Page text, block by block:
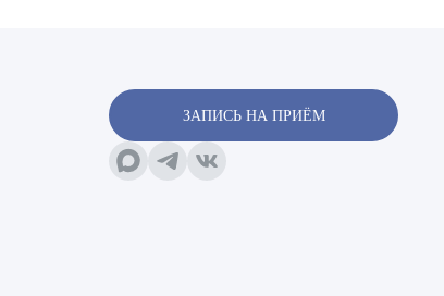
ЗАПИСЬ НА ПРИЁМ